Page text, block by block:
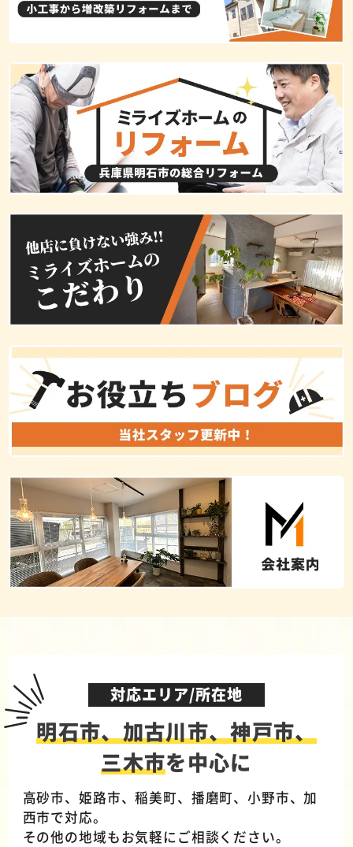
対応エリア/所在地
明石市、加古川市、神戸市、
三木市を中心に
高砂市、姫路市、稲美町、播磨町、小野市、加
西市で対応。
その他の地域もお気軽にご相談ください。